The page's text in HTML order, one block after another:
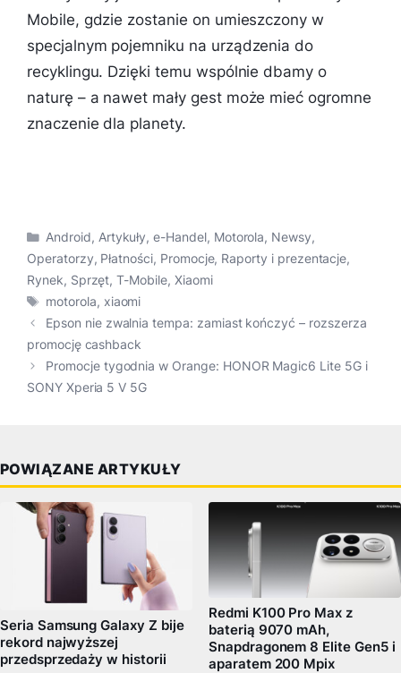
Mobile, gdzie zostanie on umieszczony w
specjalnym pojemniku na urządzenia do
recyklingu. Dzięki temu wspólnie dbamy o
naturę – a nawet mały gest może mieć ogromne
znaczenie dla planety.
Kategorie
Android, Artykuły,e-Handel, Motorola, Newsy,
Operatorzy, Płatności, Promocje, Raporty i prezentacje,
Rynek, Sprzęt,T-Mobile, Xiaomi
Tagi
motorola, xiaomi
Epson nie zwalnia tempa: zamiast kończyć – rozszerza
promocję cashback
Promocje tygodnia w Orange: HONOR Magic6 Lite 5G i
SONY Xperia 5 V 5G
POWIĄZANE ARTYKUŁY
Seria Samsung Galaxy Z bije
rekord najwyższej
przedsprzedaży w historii
Redmi K100 Pro Max z
baterią 9070 mAh,
Snapdragonem 8 Elite Gen5 i
aparatem 200 Mpix